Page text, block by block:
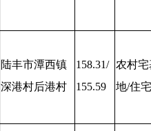
陆丰市潭西镇
深港村后港村
158.31/
155.59
农村宅
地/住宅